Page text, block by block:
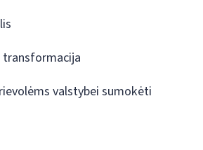
transformacija
valstybei sumokėti